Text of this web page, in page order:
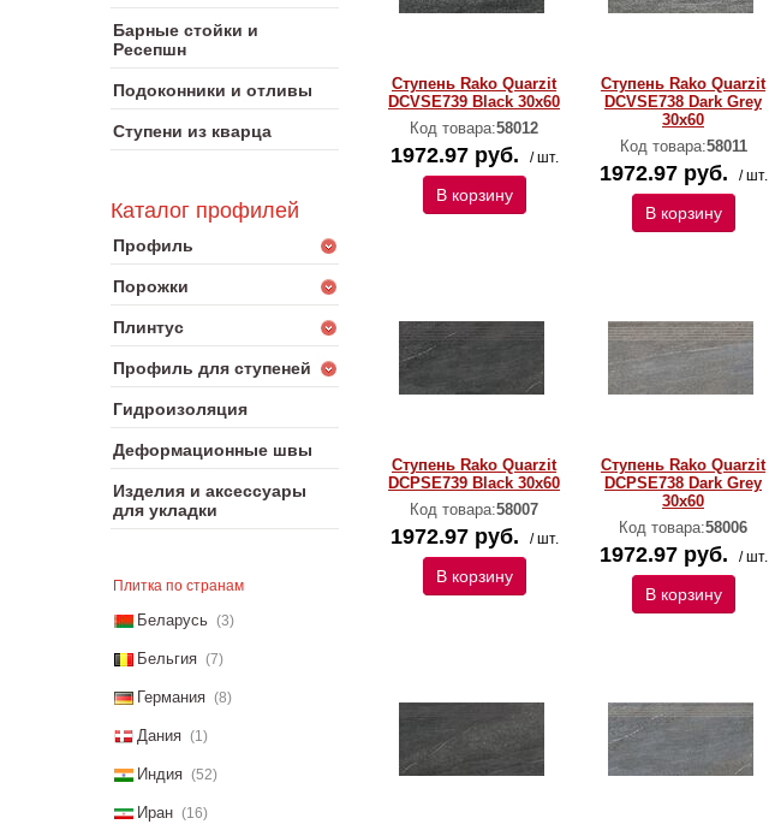
Барные стойки и
Ресепшн
Подоконники и отливы
Ступени из кварца
Каталог профилей
Профиль
Порожки
Плинтус
Профиль для ступеней
Гидроизоляция
Деформационные швы
Изделия и аксессуары
для укладки
Плитка по странам
Беларусь (3)
Бельгия (7)
Германия (8)
Дания (1)
Индия (52)
Иран (16)
Ступень Rako Quarzit
DCVSE739 Black 30x60
Код товара:58012
1972.97 руб. / шт.
В корзину
Ступень Rako Quarzit
DCVSE738 Dark Grey
30x60
Код товара:58011
1972.97 руб. / шт.
В корзину
Ступень Rako Quarzit
DCPSE739 Black 30x60
Код товара:58007
1972.97 руб. / шт.
В корзину
Ступень Rako Quarzit
DCPSE738 Dark Grey
30x60
Код товара:58006
1972.97 руб. / шт.
В корзину